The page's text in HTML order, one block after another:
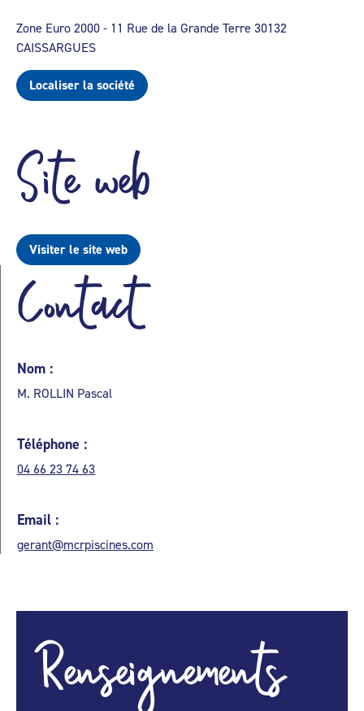
Zone Euro 2000 - 11 Rue de la Grande Terre 30132
CAISSARGUES
Localiser la société
Site web
Visiter le site web
Contact
Nom :
M. ROLLIN Pascal
Téléphone :
04 66 23 74 63
Email :
gerant@mcrpiscines.com
Renseignements